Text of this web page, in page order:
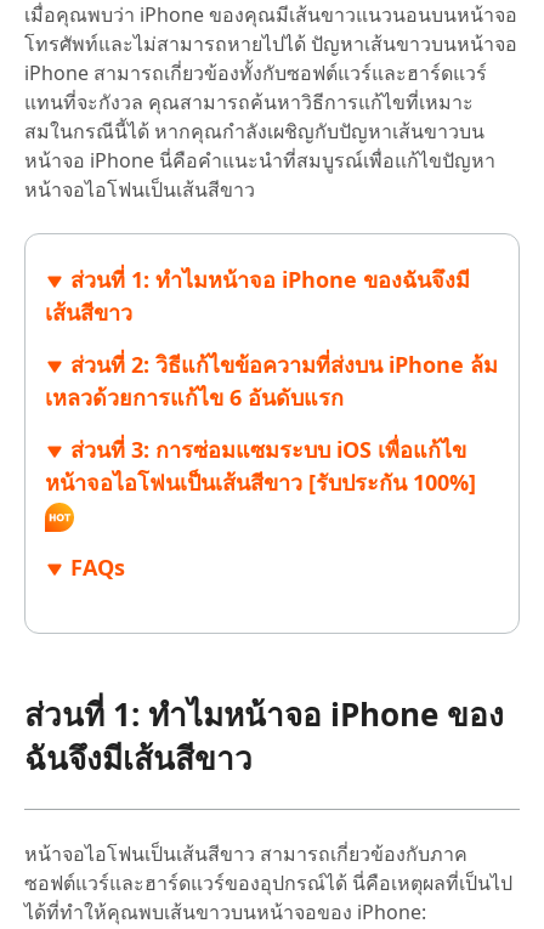
iAnyGo
เมื่อคุณพบว่า iPhone ของคุณมีเส้นขาวแนวนอนบนหน้าจอ
โทรศัพท์และไม่สามารถหายไปได้ ปัญหาเส้นขาวบนหน้าจอ
iPhone สามารถเกี่ยวข้องทั้งกับซอฟต์แวร์และฮาร์ดแวร์
แทนที่จะกังวล คุณสามารถค้นหาวิธีการแก้ไขที่เหมาะ
สมในกรณีนี้ได้ หากคุณกำลังเผชิญกับปัญหาเส้นขาวบน
หน้าจอ iPhone นี่คือคำแนะนำที่สมบูรณ์เพื่อแก้ไขปัญหา
หน้าจอไอโฟนเป็นเส้นสีขาว
ส่วนที่ 1: ทำไมหน้าจอ iPhone ของฉันจึงมี
เส้นสีขาว
ส่วนที่ 2: วิธีแก้ไขข้อความที่ส่งบน iPhone ล้ม
เหลวด้วยการแก้ไข 6 อันดับแรก
ส่วนที่ 3: การซ่อมแซมระบบ iOS เพื่อแก้ไข
หน้าจอไอโฟนเป็นเส้นสีขาว [รับประกัน 100%]
FAQs
ส่วนที่ 1: ทำไมหน้าจอ iPhone ของ
ฉันจึงมีเส้นสีขาว
หน้าจอไอโฟนเป็นเส้นสีขาว สามารถเกี่ยวข้องกับภาค
ซอฟต์แวร์และฮาร์ดแวร์ของอุปกรณ์ได้ นี่คือเหตุผลที่เป็นไป
ได้ที่ทำให้คุณพบเส้นขาวบนหน้าจอของ iPhone: